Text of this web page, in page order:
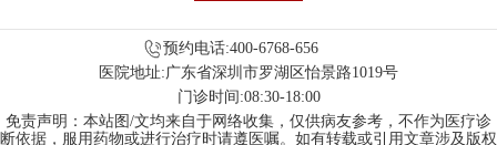
预约电话:400-6768-656
医院地址:广东省深圳市罗湖区怡景路1019号
门诊时间:08:30-18:00
免责声明：本站图/文均来自于网络收集，仅供病友参考，不作为医疗诊
断依据，服用药物或进行治疗时请遵医嘱。如有转载或引用文章涉及版权